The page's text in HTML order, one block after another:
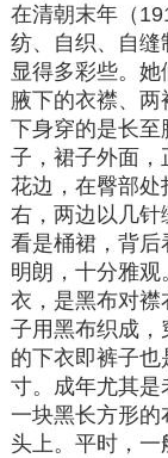
在清朝末年（
纺、自织、自缝
显得多彩些。
腋下的衣襟、两
下身穿的是长至
子，裙子外面，
花边，在臀部处
右，两边以几
看是桶裙，背后
明朗，十分雅观
衣，是黑布对襟
子用黑布织成，
的下衣即裤子
寸。成年尤其
一块黑长方形
头上。平时，一